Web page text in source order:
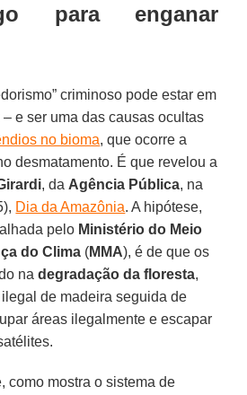
para enganar
criminoso pode estar em
– e ser uma das causas ocultas
no bioma, que ocorre a
desmatamento. É que revelou a
, da Agência Pública, na
Dia da Amazônia. A hipótese,
pelo Ministério do Meio
do Clima (MMA), é de que os
nadegradação da floresta,
de madeira seguida de
áreas ilegalmente e escapar
como mostra o sistema de